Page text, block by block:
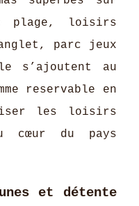
plage, loisirs
parc jeux
s’ajoutent au
reservable en
les loisirs
cœur du pays
et détente